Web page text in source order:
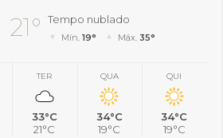
21° Tempo nublado
Mín.19° Máx. 35°
TER
33°C
21°C
QUA
34°C
19°C
QUI
34°C
19°C